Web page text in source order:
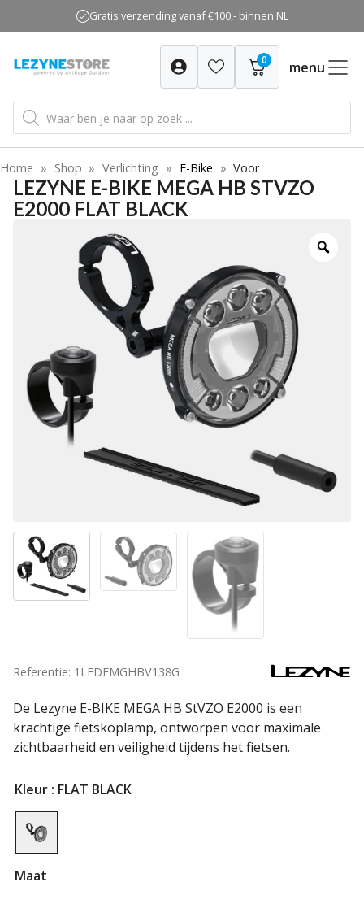
naar
inhoud
Gratis verzending vanaf €100,- binnen NL
0 menu
Producten
zoeken
Home » Shop » Verlichting » E-Bike » Voor
LEZYNE E-BIKE MEGA HB STVZO
E2000 FLAT BLACK
Referentie: 1LEDEMGHBV138G
De Lezyne E-BIKE MEGA HB StVZO E2000 is een
krachtige fietskoplamp, ontworpen voor maximale
zichtbaarheid en veiligheid tijdens het fietsen.
Kleur : FLAT BLACK
Maat